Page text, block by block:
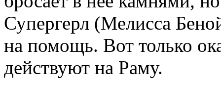
Супергерл (Мелисса
на помощь. Вот только
действуют на Раму.